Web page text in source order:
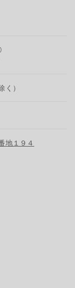
）
地１９４